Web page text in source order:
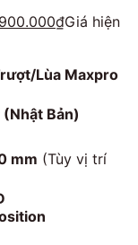
₫Giá hiện
Lùa Maxpro
(Nhật Bản)
mm (Tùy vị trí